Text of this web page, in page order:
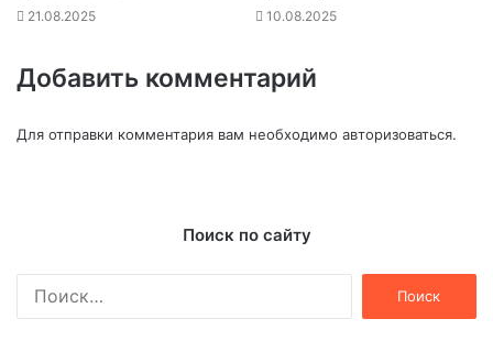
21.08.2025 10.08.2025
Добавить комментарий
Для отправки комментария вам необходимо авторизоваться.
Поиск по сайту